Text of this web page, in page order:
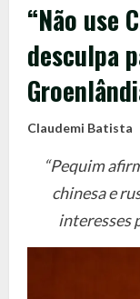
“Não use
desculpa
Claudemi Batista
“Pequim
chinesa e
interesses